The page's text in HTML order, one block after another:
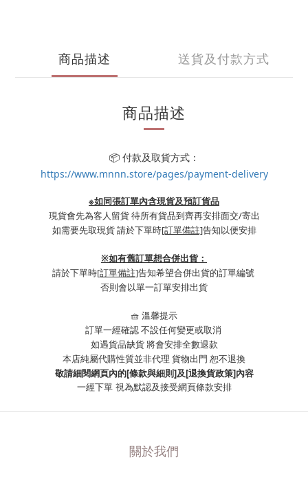
商品描述 送貨及付款方式
商品描述
📦 付款及取貨方式：
https://www.mnnn.store/pages/payment-delivery
※如同張訂單內含現貨及預訂貨品
現貨會先為客人留貨 待所有貨品到齊再安排面交/寄出
如需要先取現貨 請於下單時[訂單備註]告知以便安排
※如有舊訂單想合併出貨：
請於下單時[訂單備註]告知希望合併出貨的訂單編號
否則會以單一訂單安排出貨
🧺 溫馨提示
訂單一經確認 不設任何變更或取消
如遇貨品缺貨 將會安排全數退款
本店純屬代購性質並非代理 貨物出門 恕不退換
敬請細閱網頁內的[條款與細則]及[退換貨政策]內容
一經下單 視為默認及接受網頁條款安排
關於我們